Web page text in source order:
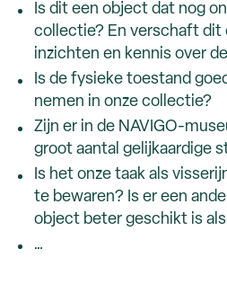
Is dit een object dat nog
collectie? En verschaft
inzichten en kennis over
Is de fysieke toestand
nemen in onze collectie?
Zijn er in de NAVIGO-
groot aantal gelijkaardige
Is het onze taak als
te bewaren? Is er een
object beter geschikt is
…